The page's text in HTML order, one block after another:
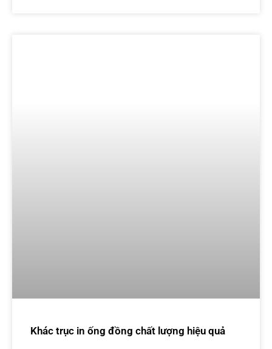
Khác trục in ống đồng chất lượng hiệu quả